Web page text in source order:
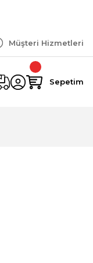
TL ve üzeri
Müşteri Hizmetleri
Sepetim